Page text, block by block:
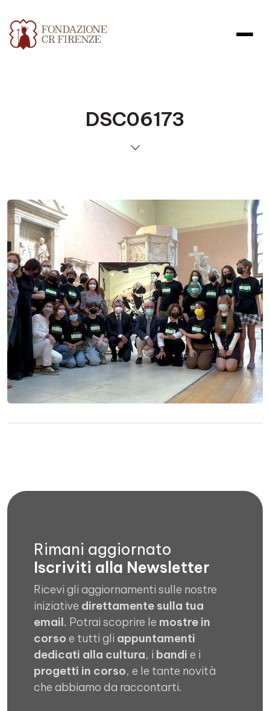
DSC06173
Rimani aggiornato
Iscriviti alla Newsletter
Ricevi gli aggiornamenti sulle nostre
iniziative direttamente sulla tua
email. Potrai scoprire le mostre in
corso e tutti gli appuntamenti
dedicati alla cultura, i bandi e i
progetti in corso, e le tante novità
che abbiamo da raccontarti.